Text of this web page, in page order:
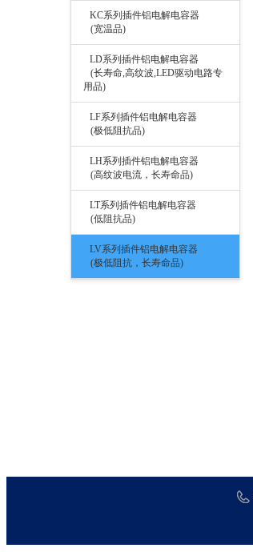
KC系列插件铝电解电容器
(宽温品)
LD系列插件铝电解电容器
(长寿命,高纹波,LED驱动电路专
用品)
LF系列插件铝电解电容器
(极低阻抗品)
LH系列插件铝电解电容器
(高纹波电流，长寿命品)
LT系列插件铝电解电容器
(低阻抗品)
LV系列插件铝电解电容器
(极低阻抗，长寿命品)